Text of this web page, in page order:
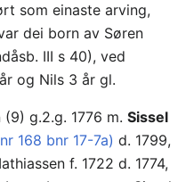
som einaste arving,
dei born av Søren
III s 40), ved
og Nils 3 år gl.
(9) g.2.g. 1776 m. Sissel
168 bnr 17-7a) d. 1799,
f. 1722 d. 1774,